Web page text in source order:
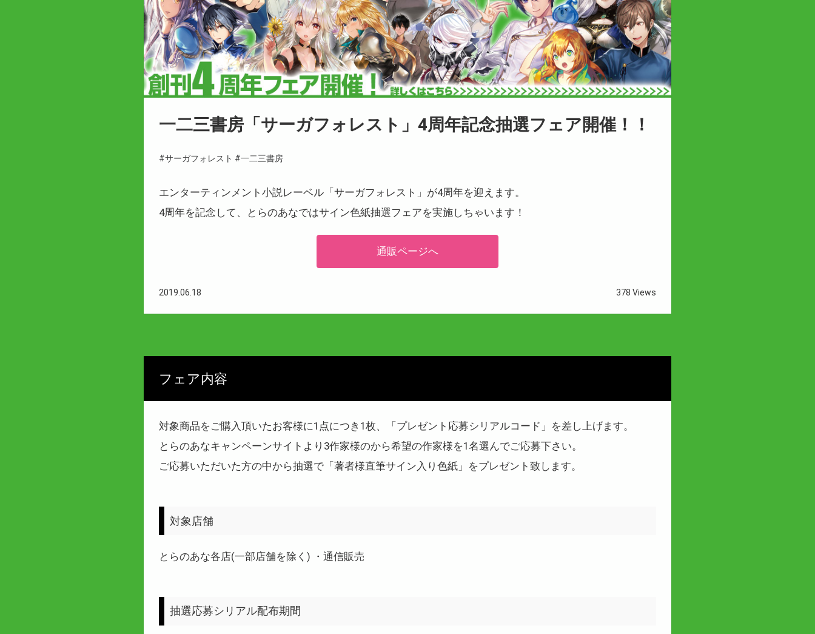
一二三書房「サーガフォレスト」4周年記念抽選フェア開催！！
#サーガフォレスト #一二三書房
エンターティンメント小説レーベル「サーガフォレスト」が4周年を迎えます。
4周年を記念して、とらのあなではサイン色紙抽選フェアを実施しちゃいます！
通販ページへ
2019.06.18 378 Views
フェア内容
対象商品をご購入頂いたお客様に1点につき1枚、「プレゼント応募シリアルコード」を差し上げます。
とらのあなキャンペーンサイトより3作家様のから希望の作家様を1名選んでご応募下さい。
ご応募いただいた方の中から抽選で「著者様直筆サイン入り色紙」をプレゼント致します。
対象店舗
とらのあな各店(一部店舗を除く) ・通信販売
抽選応募シリアル配布期間